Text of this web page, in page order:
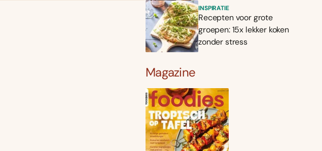
INSPIRATIE
Recepten voor grote
groepen: 15x lekker koken
zonder stress
Magazine